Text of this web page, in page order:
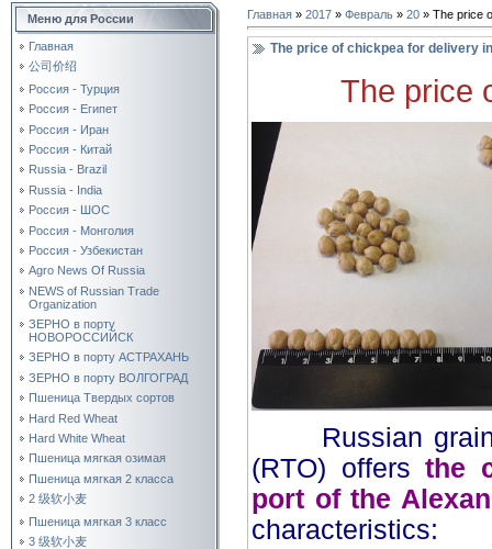
Меню для России
Главная
公司价绍
Россия - Турция
Россия - Египет
Россия - Иран
Россия - Китай
Russia - Brazil
Russia - India
Россия - ШОС
Россия - Монголия
Россия - Узбекистан
Agro News Of Russia
NEWS of Russian Trade
Organization
ЗЕРНО в порту
НОВОРОССИЙСК
ЗЕРНО в порту АСТРАХАНЬ
ЗЕРНО в порту ВОЛГОГРАД
Пшеница Твердых сортов
Hard Red Wheat
Hard White Wheat
Пшеница мягкая озимая
Пшеница мягкая 2 класса
2 级软小麦
Пшеница мягкая 3 класс
3 级软小麦
Главная » 2017 » Февраль » 20 » The price
The price of chickpea for delivery
The price
Russian
(RTO) offersthe
port of the
characteristics: